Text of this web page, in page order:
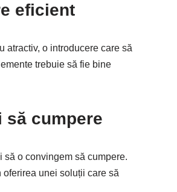
eficient
atractiv, o introducere care să
trebuie să fie bine
să cumpere
să o convingem să cumpere.
unei soluții care să